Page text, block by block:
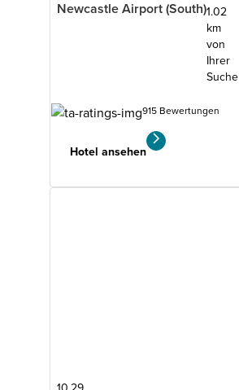
Newcastle Airport (South)1.02
km
von
Ihrer
Suche
915 Bewertungen
Hotel ansehen